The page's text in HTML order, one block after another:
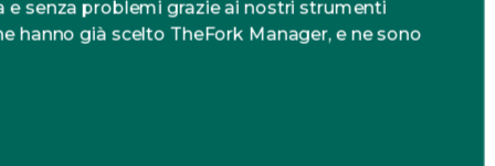
senza problemi grazie ai nostri strumenti
hanno già scelto TheFork Manager, e ne sono